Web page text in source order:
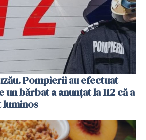
Pompierii au efectuat
bărbat a anunțat la 112 că a
luminos